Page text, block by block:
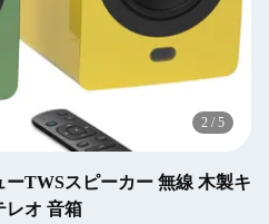
2 / 5
TWSスピーカー 無線 木製キ
レオ 音箱